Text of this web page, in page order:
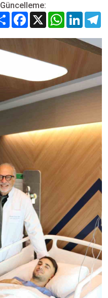
Güncelleme:
Share Facebook
X WhatsApp